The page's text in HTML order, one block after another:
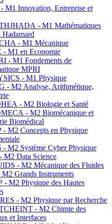
M1 Innovation, Entreprise et
- M1 Mathématiques
Hadamard
- M1 Mécanique
M1 en Economie
- M1 Fondements de
MPRI
- M1 Physique
- M2 Analyse, Arithmétique,
- M2 Biologie et Santé
- M2 Biomécanique et
Biomédical
- M2 Concepts en Physique
- M2 Système Cyber Physique
M2 Data Science
- M2 Mécanique des Fluides
Grands Instruments
- M2 Physique des Hautes
- M2 Physique par Recherche
- M2 Chimie des
et Interfaces